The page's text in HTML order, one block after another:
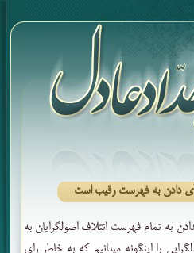
دادن به فهرست رقیب است
به تمام فهرست ائتلاف اصولگرایان به
را اینگونه میدانیم که به خاطر رای